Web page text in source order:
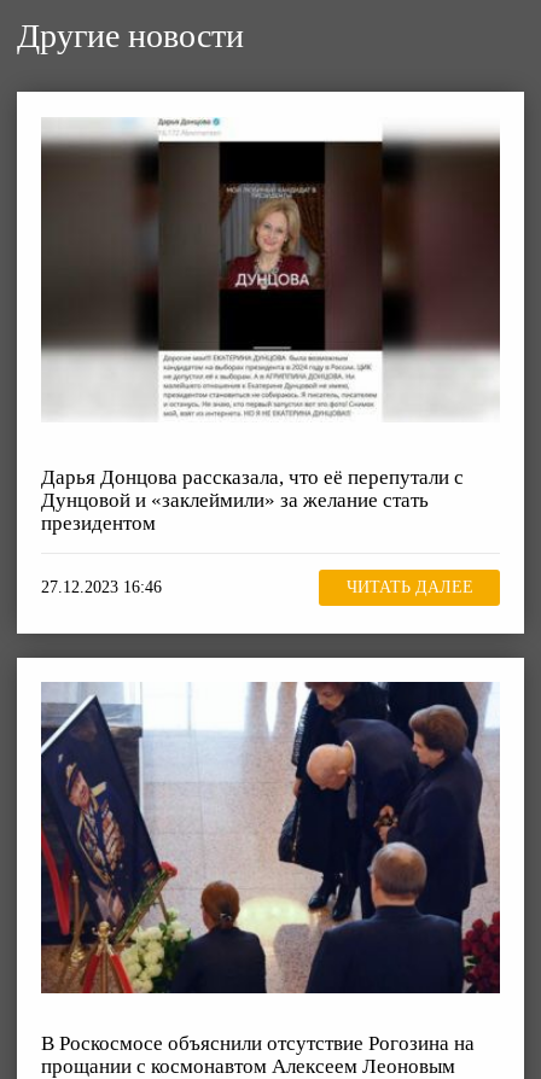
Другие новости
Дарья Донцова рассказала, что её перепутали с
Дунцовой и «заклеймили» за желание стать
президентом
27.12.2023 16:46 ЧИТАТЬ ДАЛЕЕ
В Роскосмосе объяснили отсутствие Рогозина на
прощании с космонавтом Алексеем Леоновым